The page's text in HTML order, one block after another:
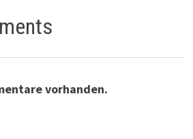
vorhanden.